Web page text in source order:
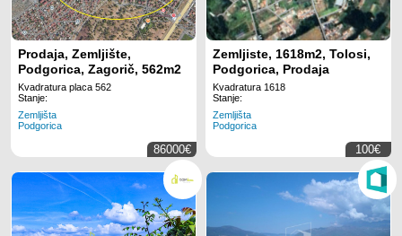
Prodaja, Zemljište,
Podgorica, Zagorič, 562m2
Kvadratura placa 562
Stanje:
Zemljišta
Podgorica
86000€
Zemljiste, 1618m2, Tolosi,
Podgorica, Prodaja
Kvadratura 1618
Stanje:
Zemljišta
Podgorica
100€